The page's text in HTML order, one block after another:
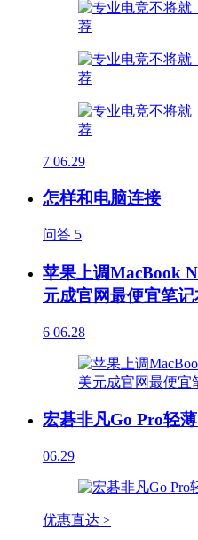
7 06.29
怎样和电脑连接
问答 5
苹果上调MacBook
元成官网最便宜笔记
6 06.28
宏碁非凡Go Pro轻
06.29
优惠直达 >